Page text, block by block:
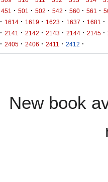
451 · 501 · 502 · 542 · 560 · 561 ·
· 1614 · 1619 · 1623 · 1637 · 1681 ·
· 2141 · 2142 · 2143 · 2144 · 2145 ·
· 2405 · 2406 · 2411 · 2412 ·
New book